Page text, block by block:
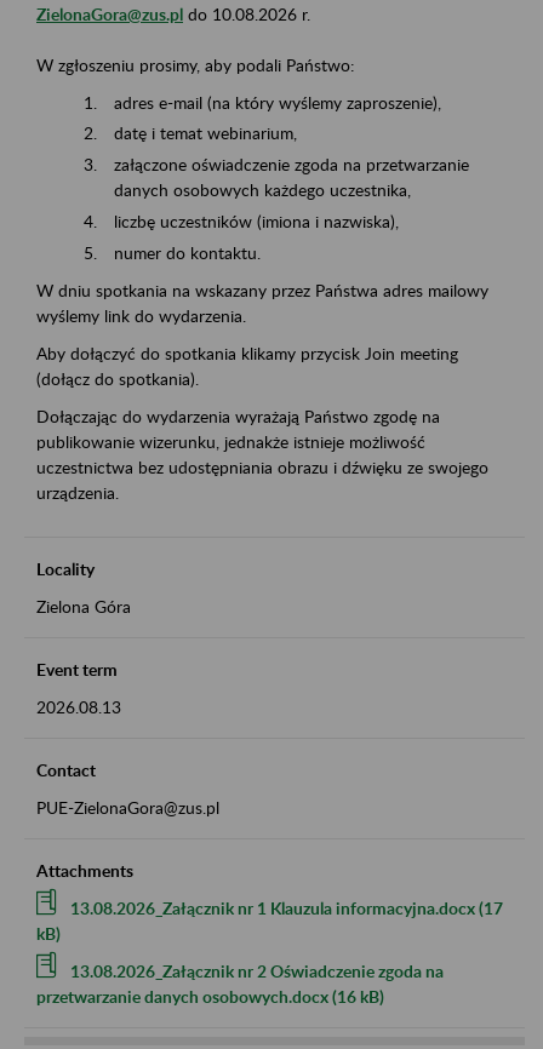
ZielonaGora@zus.pl do 10.08.2026 r.
W zgłoszeniu prosimy, aby podali Państwo:
adres e-mail (na który wyślemy zaproszenie),
datę i temat webinarium,
załączone oświadczenie zgoda na przetwarzanie
danych osobowych każdego uczestnika,
liczbę uczestników (imiona i nazwiska),
numer do kontaktu.
W dniu spotkania na wskazany przez Państwa adres mailowy
wyślemy link do wydarzenia.
Aby dołączyć do spotkania klikamy przycisk Join meeting
(dołącz do spotkania).
Dołączając do wydarzenia wyrażają Państwo zgodę na
publikowanie wizerunku, jednakże istnieje możliwość
uczestnictwa bez udostępniania obrazu i dźwięku ze swojego
urządzenia.
Locality
Zielona Góra
Event term
2026.08.13
Contact
PUE-ZielonaGora@zus.pl
Attachments
13.08.2026_Załącznik nr 1 Klauzula informacyjna.docx (17
kB)
13.08.2026_Załącznik nr 2 Oświadczenie zgoda na
przetwarzanie danych osobowych.docx (16 kB)